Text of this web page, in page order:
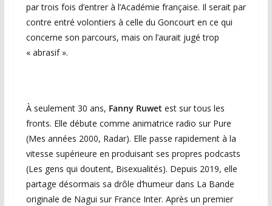
par trois fois d’entrer à l’Académie française. Il serait par
contre entré volontiers à celle du Goncourt en ce qui
concerne son parcours, mais on l’aurait jugé trop
« abrasif ».
À seulement 30 ans, Fanny Ruwetest sur tous les
fronts. Elle débute comme animatrice radio sur Pure
(Mes années 2000, Radar). Elle passe rapidement à la
vitesse supérieure en produisant ses propres podcasts
(Les ​​gens qui doutent, Bisexualités). Depuis 2019, elle
partage désormais sa drôle d’humeur dans La Bande
originale de Nagui sur France Inter. Après un premier